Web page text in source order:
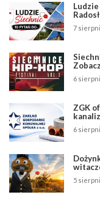
7
6
ZGK
6
5